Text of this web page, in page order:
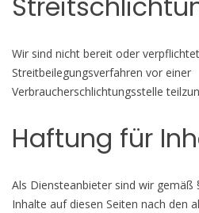
Wir sind nicht bereit oder
Streitbeilegungsverfahren vor einer
Verbraucherschlichtungsstelle
Haftung für
Als Diensteanbieter sind wir gemäß
Inhalte auf diesen Seiten nach den